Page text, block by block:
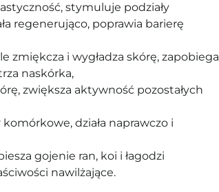
stymuluje podziały
regenerująco, poprawia barierę
zmiękcza i wygładza skórę, zapobiega
naskórka,
zwiększa aktywność pozostałych
działa naprawczo i
gojenie ran, koi i łagodzi
nawilżające.